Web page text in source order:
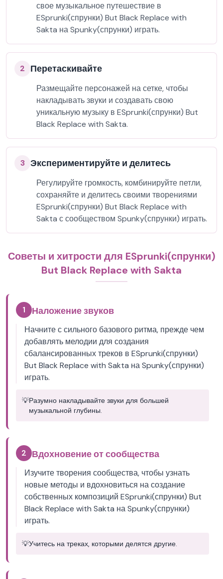
свое музыкальное путешествие в
ESprunki(спрунки) But Black Replace with
Sakta на Spunky(спрунки) играть.
2 Перетаскивайте
Размещайте персонажей на сетке, чтобы
накладывать звуки и создавать свою
уникальную музыку в ESprunki(спрунки) But
Black Replace with Sakta.
3 Экспериментируйте и делитесь
Регулируйте громкость, комбинируйте петли,
сохраняйте и делитесь своими творениями
ESprunki(спрунки) But Black Replace with
Sakta с сообществом Spunky(спрунки) играть.
Советы и хитрости для ESprunki(спрунки)
But Black Replace with Sakta
1 Наложение звуков
Начните с сильного базового ритма, прежде чем
добавлять мелодии для создания
сбалансированных треков в ESprunki(спрунки)
But Black Replace with Sakta на Spunky(спрунки)
играть.
💡Разумно накладывайте звуки для большей
музыкальной глубины.
2 Вдохновение от сообщества
Изучите творения сообщества, чтобы узнать
новые методы и вдохновиться на создание
собственных композиций ESprunki(спрунки) But
Black Replace with Sakta на Spunky(спрунки)
играть.
💡Учитесь на треках, которыми делятся другие.